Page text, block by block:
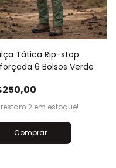
Tática Rip-stop
6 Bolsos Verde
restam 2 em estoque!
Comprar